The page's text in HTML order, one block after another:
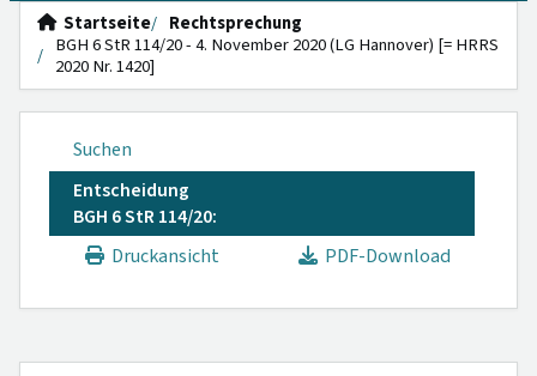
Startseite
Rechtsprechung
BGH 6 StR 114/20 - 4. November 2020 (LG Hannover) [= HRRS
2020 Nr. 1420]
Suchen
Entscheidung
BGH 6 StR 114/20:
Druckansicht
PDF-Download